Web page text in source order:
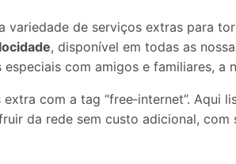
variedade de serviços extras para
, disponível em todas as
com amigos e familiares,
com a tag “free‑internet”.
da rede sem custo adicional,